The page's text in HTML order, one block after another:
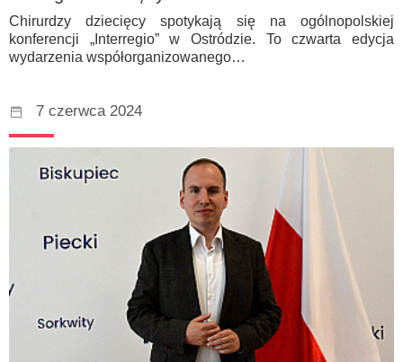
Chirurdzy dziecięcy spotykają się na ogólnopolskiej
konferencji „Interregio” w Ostródzie. To czwarta edycja
wydarzenia współorganizowanego…
7 czerwca 2024